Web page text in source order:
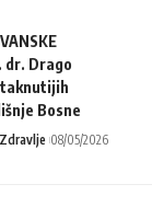
dr. Drago
Bosne
08/05/2026